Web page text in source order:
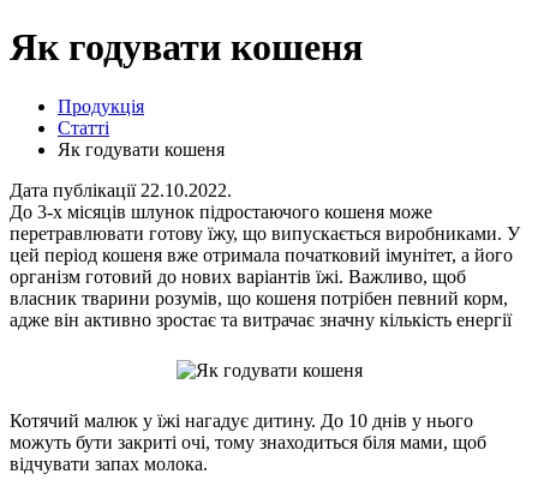
Як годувати кошеня
Продукція
Статті
Як годувати кошеня
Дата публікації 22.10.2022.
До 3-х місяців шлунок підростаючого кошеня може
перетравлювати готову їжу, що випускається виробниками. У
цей період кошеня вже отримала початковий імунітет, а його
організм готовий до нових варіантів їжі. Важливо, щоб
власник тварини розумів, що кошеня потрібен певний корм,
адже він активно зростає та витрачає значну кількість енергії
Котячий малюк у їжі нагадує дитину. До 10 днів у нього
можуть бути закриті очі, тому знаходиться біля мами, щоб
відчувати запах молока.